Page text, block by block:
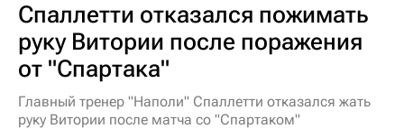
Спаллетти отказался пожимать
руку Витории после поражения
от "Спартака"
Главный тренер "Наполи" Спаллетти отказался жать
руку Витории после матча со "Спартаком"